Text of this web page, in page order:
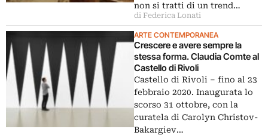
non si tratti di un trend…
di Federica Lonati
ARTE CONTEMPORANEA
Crescere e avere sempre la
stessa forma. Claudia Comte al
Castello di Rivoli
Castello di Rivoli – fino al 23
febbraio 2020. Inaugurata lo
scorso 31 ottobre, con la
curatela di Carolyn Christov-
Bakargiev…